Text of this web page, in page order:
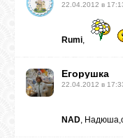
22.04.2012 в
Rumi,
Егорушка
22.04.2012 в
NAD,